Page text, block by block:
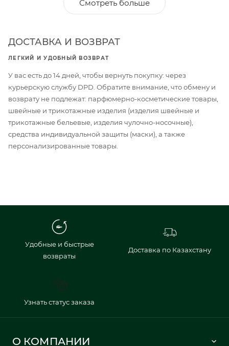
Смотреть больше
ДОСТАВКА И ВОЗВРАТ
ЛЕГКИЙ И УДОБНЫЙ ВОЗВРАТ
У вас есть до 14 дней, чтобы вернуть покупку: через
курьерскую службу DPD. Обратите внимание, что обмену и
возврату не подлежат: парфюмерно-косметические товары,
швейные и трикотажные изделия (изделия швейные и
трикотажные бельевые, изделия чулочно-носочные),
средства индивидуальной защиты (маски), а также
персонализированные товары.
Удобные и быстрые
возвраты
Доставка по Казахстану
Узнать статус заказа
О КОМПАНИИ